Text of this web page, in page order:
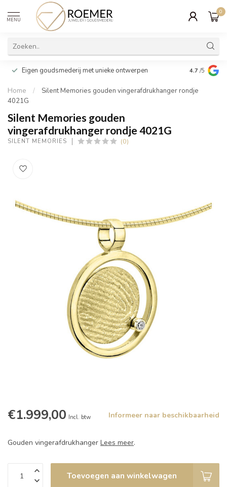
MENU
0
Eigen goudsmederij met unieke ontwerpen Wij
cadeau
4.7 /5
Home /
Silent Memories gouden vingerafdrukhanger rondje
4021G
Silent Memories gouden
vingerafdrukhanger rondje 4021G
SILENT MEMORIES (0)
€1.999,00 Incl. btw Informeer naar beschikbaarheid
Gouden vingerafdrukhanger Lees meer.
Toevoegen aan winkelwagen